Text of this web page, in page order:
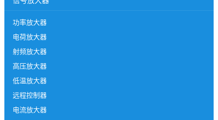
功率放大器
电荷放大器
射频放大器
高压放大器
低温放大器
远程控制器
电流放大器